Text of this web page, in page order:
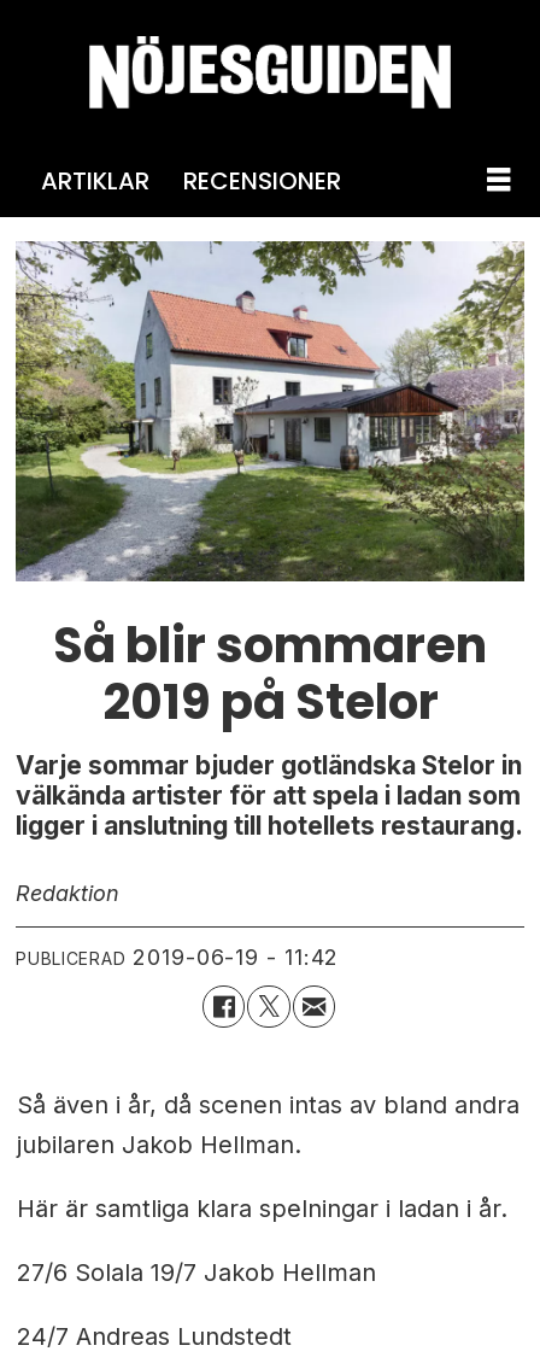
ARTIKLAR RECENSIONER
Så blir sommaren
2019 på Stelor
Varje sommar bjuder gotländska Stelor in
välkända artister för att spela i ladan som
ligger i anslutning till hotellets restaurang.
Redaktion
PUBLICERAD 2019-06-19 - 11:42
Så även i år, då scenen intas av bland andra
jubilaren Jakob Hellman.
Här är samtliga klara spelningar i ladan i år.
27/6 Solala 19/7 Jakob Hellman
24/7 Andreas Lundstedt